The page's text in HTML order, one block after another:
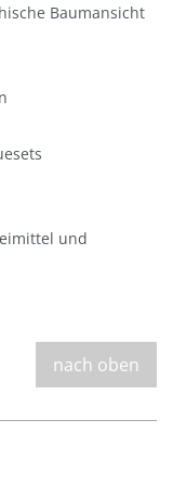
Baumansicht
und
nach oben